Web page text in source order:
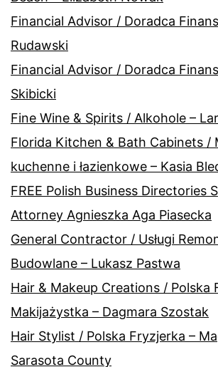
Financial Advisor / Doradca
Rudawski
Financial Advisor / Doradca
Skibicki
Fine Wine & Spirits / Alkohole –
Florida Kitchen & Bath Cabinets /
kuchenne i łazienkowe – Kasia
FREE Polish Business Directories
Attorney Agnieszka Aga Piasecka
General Contractor / Usługi
Budowlane – Lukasz Pastwa
Hair & Makeup Creations / Polska
Makijażystka – Dagmara Szostak
Hair Stylist / Polska Fryzjerka –
Sarasota County